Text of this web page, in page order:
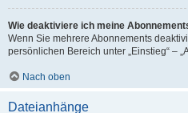
Wie deaktiviere ich meine
Wenn Sie mehrere Abonnements
persönlichen Bereich unter „Einstieg“ –
Nach oben
Dateianhänge